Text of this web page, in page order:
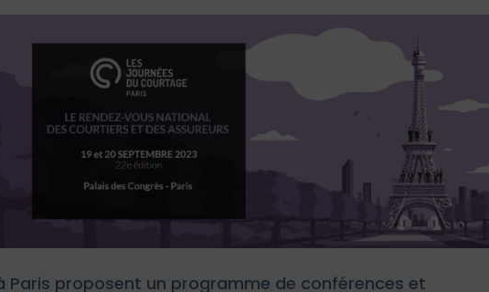
Paris proposent un programme de conférences et